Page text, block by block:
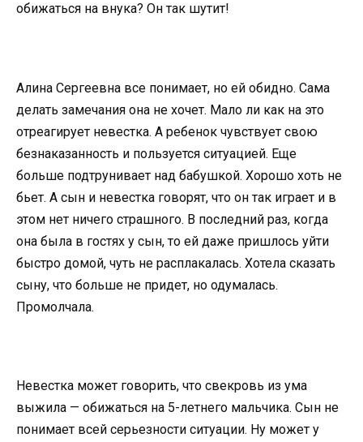
обижаться на внука? Он так шутит!
Алина Сергеевна все понимает, но ей обидно. Сама
делать замечания она не хочет. Мало ли как на это
отреагирует невестка. А ребенок чувствует свою
безнаказанность и пользуется ситуацией. Еще
больше подтрунивает над бабушкой. Хорошо хоть не
бьет. А сын и невестка говорят, что он так играет и в
этом нет ничего страшного. В последний раз, когда
она была в гостях у сын, то ей даже пришлось уйти
быстро домой, чуть не расплакалась. Хотела сказать
сыну, что больше не придет, но одумалась.
Промолчала.
Невестка может говорить, что свекровь из ума
выжила — обижаться на 5-летнего мальчика. Сын не
понимает всей серьезности ситуации. Ну может у